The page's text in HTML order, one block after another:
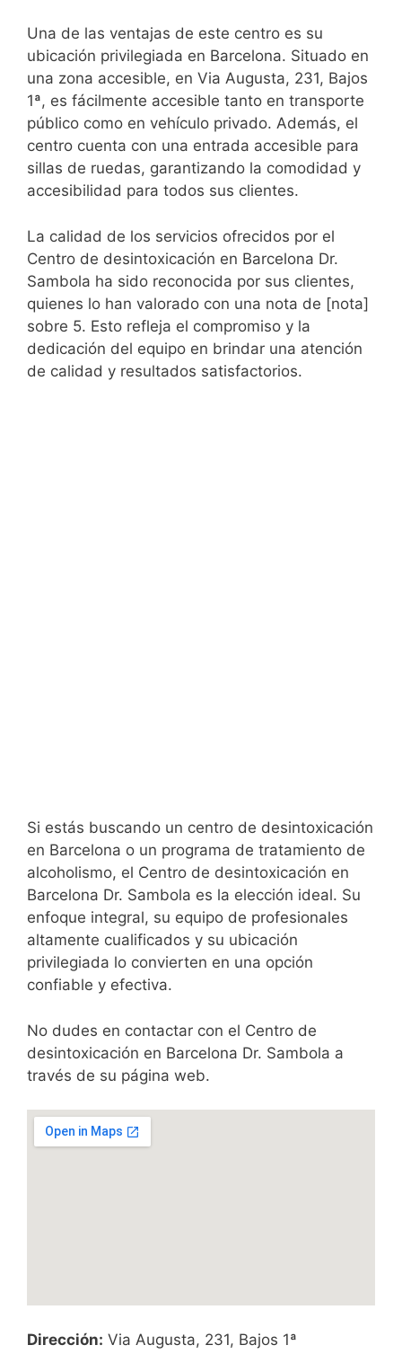
Una de las ventajas de este centro es su
ubicación privilegiada en Barcelona. Situado en
una zona accesible, en Via Augusta, 231, Bajos
1ª, es fácilmente accesible tanto en transporte
público como en vehículo privado. Además, el
centro cuenta con una entrada accesible para
sillas de ruedas, garantizando la comodidad y
accesibilidad para todos sus clientes.
La calidad de los servicios ofrecidos por el
Centro de desintoxicación en Barcelona Dr.
Sambola ha sido reconocida por sus clientes,
quienes lo han valorado con una nota de [nota]
sobre 5. Esto refleja el compromiso y la
dedicación del equipo en brindar una atención
de calidad y resultados satisfactorios.
Si estás buscando un centro de desintoxicación
en Barcelona o un programa de tratamiento de
alcoholismo, el Centro de desintoxicación en
Barcelona Dr. Sambola es la elección ideal. Su
enfoque integral, su equipo de profesionales
altamente cualificados y su ubicación
privilegiada lo convierten en una opción
confiable y efectiva.
No dudes en contactar con el Centro de
desintoxicación en Barcelona Dr. Sambola a
través de su página web.
Dirección: Via Augusta, 231, Bajos 1ª